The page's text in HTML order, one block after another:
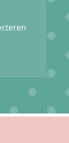
product
meerdere
Deze
optie